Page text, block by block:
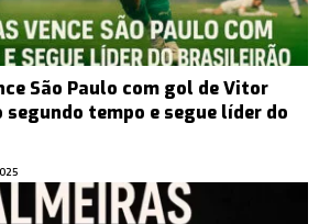
São Paulo com gol de Vitor
segundo tempo e segue líder do